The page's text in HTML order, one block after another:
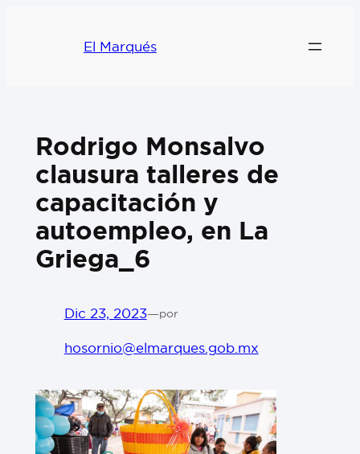
El Marqués
Rodrigo Monsalvo
clausura talleres de
capacitación y
autoempleo, en La
Griega_6
Dic 23, 2023—por
hosornio@elmarques.gob.mx